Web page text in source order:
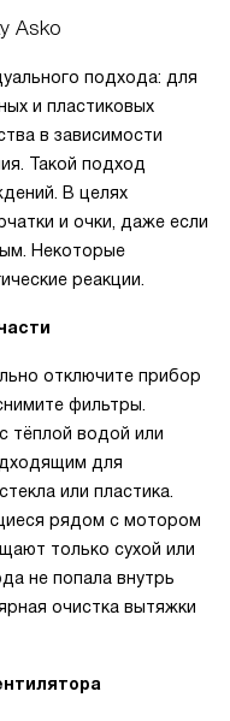
Asko
подхода: для
и пластиковых
в зависимости
Такой подход
В целях
и очки, даже если
Некоторые
реакции.
отключите прибор
фильтры.
тёплой водой или
для
или пластика.
рядом с мотором
только сухой или
не попала внутрь
очистка вытяжки